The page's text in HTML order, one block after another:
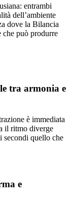
entrambi
dell’ambiente
dove la Bilancia
può produrre
tra armonia e
è immediata
il ritmo diverge
secondi quello che
e